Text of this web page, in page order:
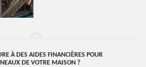
À DES AIDES FINANCIÈRES POUR
DE VOTRE MAISON ?